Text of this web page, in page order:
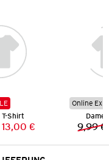
T-Shirt
Vorheriger Preis:
Neuer Preis:
13,00 €
Online
9,99 €